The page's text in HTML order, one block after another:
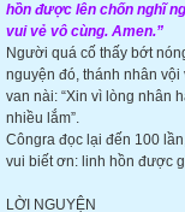
hồn được lên chốn nghĩ
vui vẻ vô cùng. Amen.”
Người quá cố thấy bớt
nguyện đó, thánh nhân
van nài: “Xin vì lòng nhân
nhiều lắm”.
Côngra đọc lại đến 100
vui biết ơn: linh hồn được
LỜI NGUYỆN